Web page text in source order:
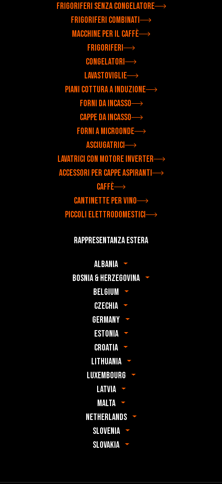
Frigoriferi senza congelatore
Frigoriferi combinati
Macchine per il caffè
Frigoriferi
Congelatori
Lavastoviglie
Piani cottura a induzione
Forni da incasso
Cappe da incasso
Forni a microonde
Asciugatrici
Lavatrici con motore inverter
Accessori per cappe aspiranti
Caffè
Cantinette per vino
Piccoli elettrodomestici
Rappresentanza estera
Albania
Bosnia & Herzegovina
Belgium
Czechia
Germany
Estonia
Croatia
Lithuania
Luxembourg
Latvia
Malta
Netherlands
Slovenia
Slovakia